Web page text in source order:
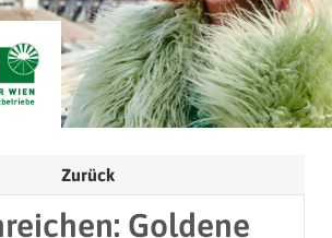
Zurück
Goldene